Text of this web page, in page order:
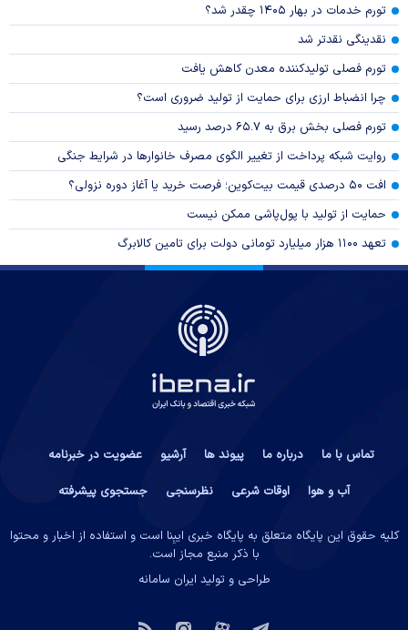
تورم خدمات در بهار ۱۴۰۵ چقدر شد؟
نقدینگی نقدتر شد
تورم فصلی تولیدکننده معدن کاهش یافت
چرا انضباط ارزی برای حمایت از تولید ضروری است؟
تورم فصلی بخش برق به ۶۵.۷ درصد رسید
روایت شبکه پرداخت از تغییر الگوی مصرف خانوار‌ها در شرایط جنگی
افت ۵۰ درصدی قیمت بیت‌کوین؛ فرصت خرید یا آغاز دوره نزولی؟
حمایت از تولید با پول‌پاشی ممکن نیست
تعهد ۱۱۰۰ هزار میلیارد تومانی دولت برای تامین کالابرگ
تماس با ما درباره ما پیوند ها آرشیو
عضویت در خبرنامه
آب و هوا
اوقات شرعی نظرسنجی جستجوی پیشرفته
کلیه حقوق این پایگاه متعلق به پایگاه خبری ایبِنا است و استفاده از اخبار و محتوا
با ذکر منبع مجاز است.
طراحی و تولید ایران سامانه